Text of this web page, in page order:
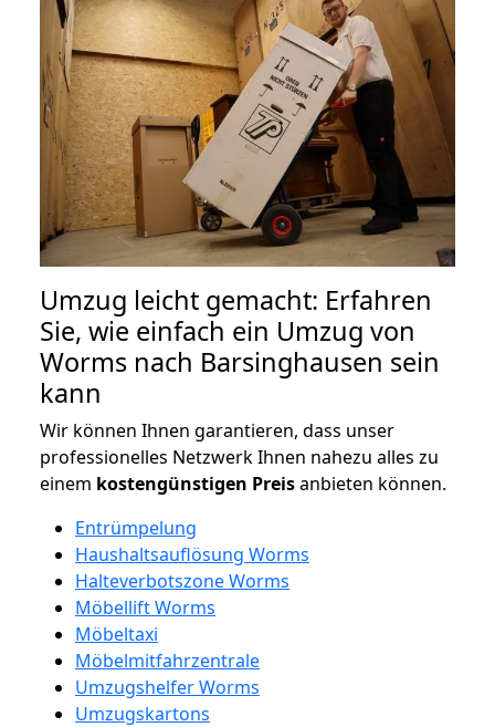
Umzug leicht gemacht: Erfahren
Sie, wie einfach ein Umzug von
Worms nach Barsinghausen sein
kann
Wir können Ihnen garantieren, dass unser
professionelles Netzwerk Ihnen nahezu alles zu
einem kostengünstigen Preisanbieten können.
Entrümpelung
Haushaltsauflösung Worms
Halteverbotszone Worms
Möbellift Worms
Möbeltaxi
Möbelmitfahrzentrale
Umzugshelfer Worms
Umzugskartons